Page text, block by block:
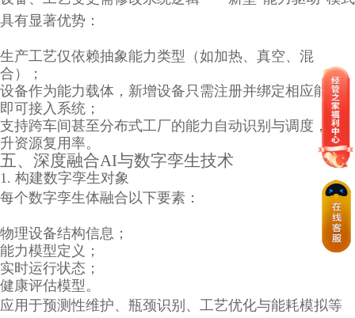
具有显著优势：
生产工艺仅依赖抽象能力类型（如加热、真空、混
合）；
设备作为能力载体，新增设备只需注册并绑定相应能力
即可接入系统；
支持跨车间甚至分布式工厂的能力自动识别与调度，提
升资源复用率。
五、深度融合AI与数字孪生技术
1. 构建数字孪生对象
每个数字孪生体融合以下要素：
物理设备结构信息；
能力模型定义；
实时运行状态；
健康评估模型。
应用于预测性维护、瓶颈识别、工艺优化与能耗模拟等